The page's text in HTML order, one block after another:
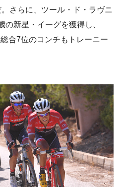
さらに、ツール・ド・ラヴニ
の新星・イーグを獲得し、
合7位のコンチもトレーニー